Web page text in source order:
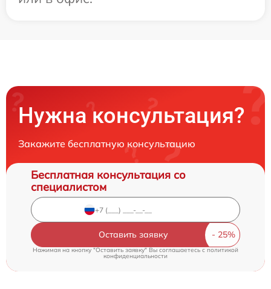
Нужна консультация?
Закажите бесплатную консультацию
Бесплатная консультация со
специалистом
Оставить заявку
Нажимая на кнопку "Оставить заявку" Вы соглашаетесь c политикой
конфиденциальности